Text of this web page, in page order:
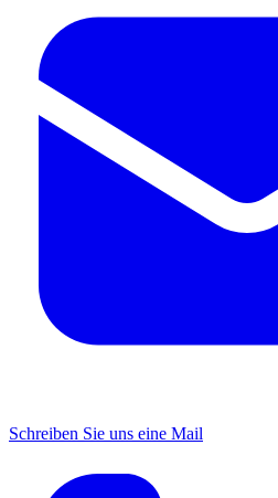
Schreiben Sie uns eine Mail